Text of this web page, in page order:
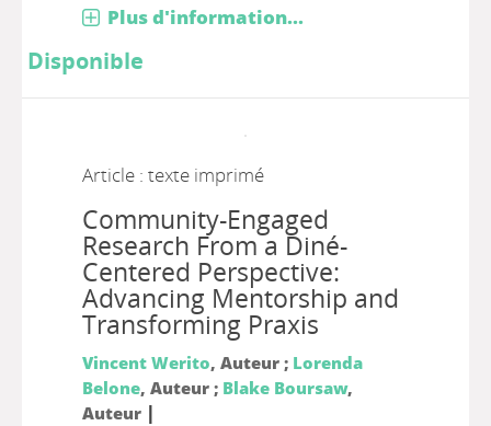
Plus d'information...
Disponible
Article : texte imprimé
Community-Engaged
Research From a Diné-
Centered Perspective:
Advancing Mentorship and
Transforming Praxis
Vincent Werito, Auteur ; Lorenda
Belone, Auteur ; Blake Boursaw,
Auteur |